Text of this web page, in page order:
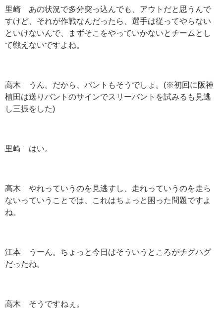
里崎 あの状況で多分突っ込んでも、アウトだと思うんで
すけど、それが作戦なんだったら、選手は従ってやらない
といけないんで、まずそこをやっていかないとチームとし
て戦えないですよね。
高木 うん。だから、バントもそうでしょ。(※初回に阪神
植田は送りバントのサインでスリーバントを試みるも見逃
し三振をした)
里崎 はい。
高木 やれっていうのを見逃すし、走れっていうのを走ら
ないっていうことでは、これはちょっと困った問題ですよ
ね。
江本 うーん。ちょっと今日はそういうところがチグハグ
だったね。
高木 そうですねぇ。